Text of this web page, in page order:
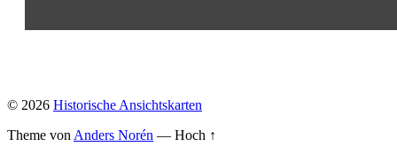
© 2026 Historische Ansichtskarten
Theme von Anders Norén — Hoch ↑